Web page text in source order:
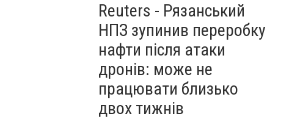
Reuters - Рязанський
НПЗ зупинив переробку
нафти після атаки
дронів: може не
працювати близько
двох тижнів